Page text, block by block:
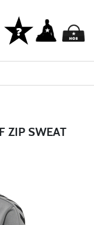
ZIP SWEAT